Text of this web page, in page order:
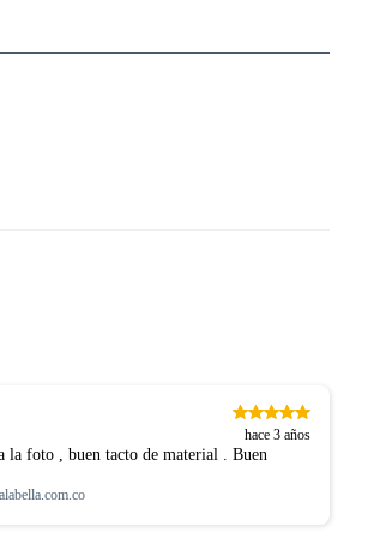
hace 3 años
la foto , buen tacto de material . Buen